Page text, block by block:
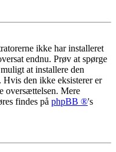
ikke har installeret
endnu. Prøv at spørge
at installere den
den ikke eksisterer er
oversættelsen. Mere
findes på phpBB ®'s